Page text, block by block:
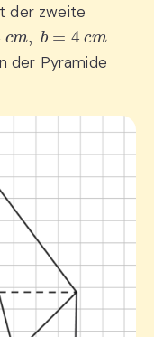
der zweite
= m
der Pyramide